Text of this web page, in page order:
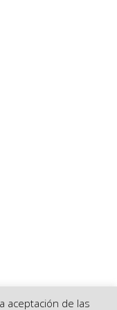
aceptación de las